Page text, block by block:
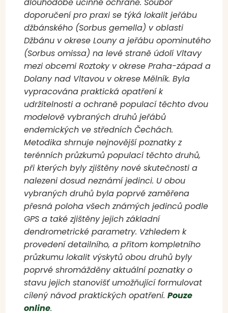
doporučení pro praxi se týká lokalit jeřábu
džbánského (Sorbus gemella) v oblasti
Džbánu v okrese Louny a jeřábu opominutého
(Sorbus omissa) na levé straně údolí Vltavy
mezi obcemi Roztoky v okrese Praha-západ a
Dolany nad Vltavou v okrese Mělník. Byla
vypracována praktická opatření k
udržitelnosti a ochraně populací těchto dvou
modelově vybraných druhů jeřábů
endemických ve středních Čechách.
Metodika shrnuje nejnovější poznatky z
terénních průzkumů populací těchto druhů,
při kterých byly zjištěny nové skutečnosti a
nalezeni dosud neznámí jedinci. U obou
vybraných druhů byla poprvé zaměřena
přesná poloha všech známých jedinců podle
GPS a také zjištěny jejich základní
dendrometrické parametry. Vzhledem k
provedení detailního, a přitom kompletního
průzkumu lokalit výskytů obou druhů byly
poprvé shromážděny aktuální poznatky o
stavu jejich stanovišť umožňující formulovat
cílený návod praktických opatření.Pouze
online.